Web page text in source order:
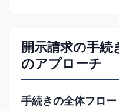
開示請求の手
のアプローチ
手続きの全体フロー